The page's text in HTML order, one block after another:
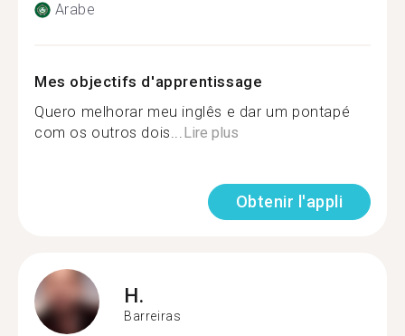
Arabe
Mes objectifs d'apprentissage
Quero melhorar meu inglês e dar um pontapé
com os outros dois...Lire plus
Obtenir l'appli
H.
Barreiras